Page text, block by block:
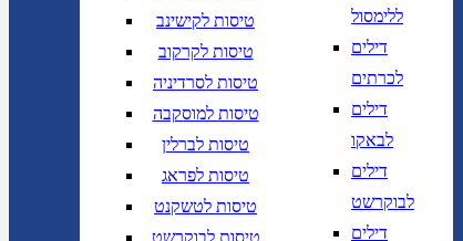
טיסות לקישינב
טיסות לקרקוב
טיסות לסרדיניה
טיסות למוסקבה
טיסות לברלין
טיסות לפראג
טיסות לטשקנט
טיסות לבוקרשט
ללימסול
דילים
לכרתים
דילים
לבאקו
דילים
לבוקרשט
דילים